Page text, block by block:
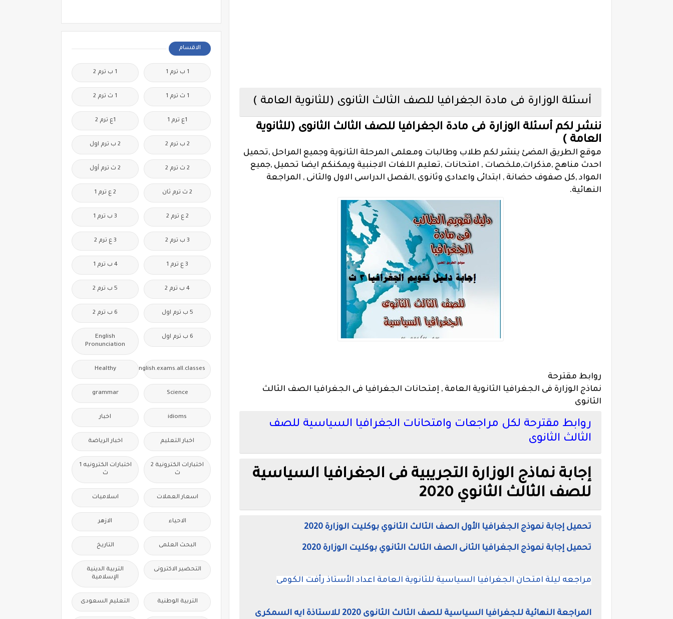
أسئلة الوزارة فى مادة الجغرافيا للصف الثالث الثانوى (للثانوية العامة )
ننشر لكم أسئلة الوزارة فى مادة الجغرافيا للصف الثالث الثانوى (للثانوية
العامة )
موقع الطريق المضئ ينشر لكم طلاب وطالبات ومعلمى المرحلة الثانوية وجميع المراحل ,تحميل
احدث مناهج ,مذكرات,ملخصات , امتحانات ,تعليم اللغات الاجنبية ويمكنكم ايضا تحميل ,جميع
المواد ,كل صفوف حضانة , ابتدائى واعدادى وثانوى ,الفصل الدراسى الاول والثانى , المراجعة
النهائية.
روابط مقترحة
نماذج الوزارة فى الجغرافيا الثانوية العامة , إمتحانات الجغرافيا فى الجغرافيا الصف الثالث
الثانوى
روابط مقترحة لكل مراجعات وامتحانات الجغرافيا السياسية للصف
الثالث الثانوى
إجابة نماذج الوزارة التجريبية فى الجغرافيا السياسية
للصف الثالث الثانوي 2020
تحميل إجابة نموذج الجغرافيا الأول الصف الثالث الثانوي بوكليت الوزارة 2020
تحميل إجابة نموذج الجغرافيا الثانى الصف الثالث الثانوي بوكليت الوزارة 2020
مراجعه ليلة امتحان الجغرافيا السياسية للثانوية العامة اعداد الأستاذ رأفت الكومى
المراجعة النهائية للجغرافيا السياسية للصف الثالث الثانوى 2020 للاستاذة ايه السمكرى
الاقسام
1 ب ترم 1 1 ب ترم 2
1 ث ترم 1 1 ث ترم 2
1ع ترم 1 1ع ترم 2
2 ب ترم 2 2 ب ترم اول
2 ث ترم 2 2 ث ترم أول
2 ث ترم ثان 2 ع ترم 1
2 ع ترم 2 3 ب ترم 1
3 ب ترم 2 3 ع ترم 2
3 ع ترم 1 4 ب ترم 1
4 ب ترم 2 5 ب ترم 2
5 ب ترم اول 6 ب ترم 2
6 ب ترم اول
English
Pronunciation
Free.English.exams.all.classes
Healthy
Science
grammar
idioms اخبار
اخبار التعليم اخبار الرياضة
اختبارات الكترونية 2
ث
اختبارات الكترونيه 1
ث
اسعار العملات اسلاميات
الاحياء الازهر
البحث العلمى التاريخ
التحضير الاكترونى
التربية الدينية
الإسلامية
التربية الوطنية التعليم السعودى